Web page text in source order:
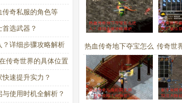
传奇私服的角色等
选武器？
详细步骤攻略解析
传奇世界的具体位置
速提升实力？
使用时机全解析？
热血传奇地下夺宝怎么
进入？详细步骤攻略解
析
传奇世
率高？